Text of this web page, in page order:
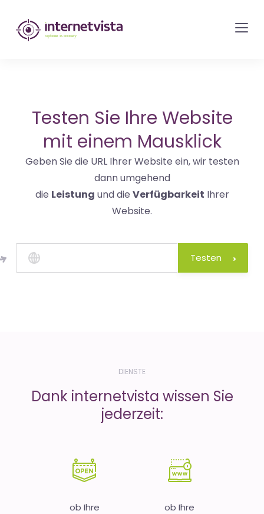
internetvista
Monitoring
Websites
und
Internet-
Diensten
Uptime
Testen Sie Ihre Website
mit einem Mausklick
Geben Sie die URL Ihrer Website ein, wir testen
dann umgehend
die Leistung und die Verfügbarkeit Ihrer
Website.
Testen
DIENSTE
Dank internetvista wissen Sie
jederzeit:
ob Ihre
ob Ihre